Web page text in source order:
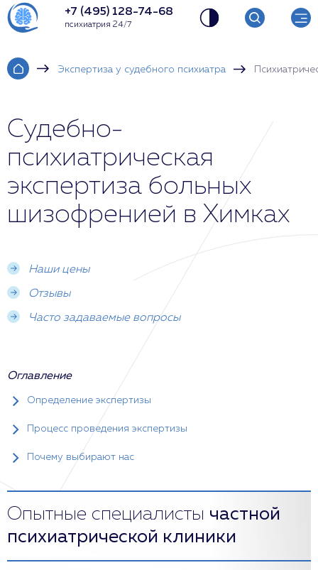
+7 (495) 128-74-68
психиатрия 24/7
Экспертиза у судебного психиатра
Судебно-
психиатрическая
экспертиза больных
шизофренией в Химках
Наши цены
Отзывы
Часто задаваемые вопросы
Оглавление
Определение экспертизы
Процесс проведения экспертизы
Почему выбирают нас
Опытные специалисты частной
психиатрической клиники